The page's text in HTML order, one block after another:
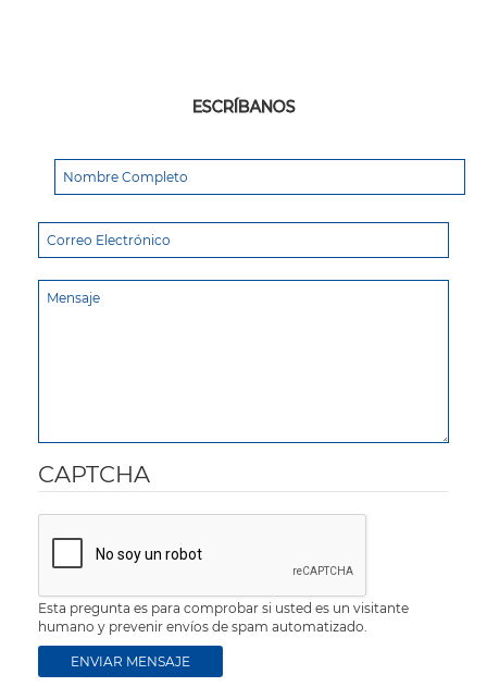
ESCRÍBANOS
CAPTCHA
Esta pregunta es para comprobar si usted es un visitante
humano y prevenir envíos de spam automatizado.